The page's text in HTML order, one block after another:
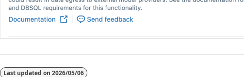
Last updated on 2026/05/06